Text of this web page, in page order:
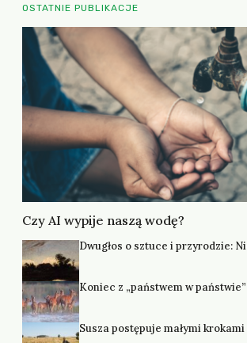
OSTATNIE PUBLIKACJE
Czy AI wypije naszą wodę?
Dwugłos o sztuce i przyrodzie:
Koniec z „państwem w państwie”
Susza postępuje małymi krokami